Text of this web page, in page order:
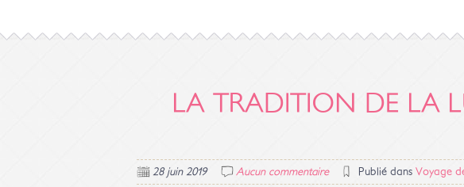
LA TRADITION DE LA
28 juin 2019 Aucun commentaire Publié dans Voyage